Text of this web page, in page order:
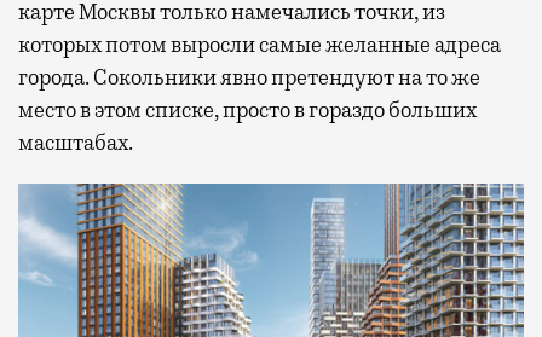
карте Москвы только намечались точки, из
которых потом выросли самые желанные адреса
города. Сокольники явно претендуют на то же
место в этом списке, просто в гораздо больших
масштабах.